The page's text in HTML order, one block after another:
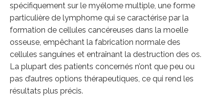
spécifiquement sur le myélome multiple, une forme
particulière de lymphome qui se caractérise par la
formation de cellules cancéreuses dans la moelle
osseuse, empêchant la fabrication normale des
cellules sanguines et entraînant la destruction des os.
La plupart des patients concernés n’ont que peu ou
pas d’autres options thérapeutiques, ce qui rend les
résultats plus précis.